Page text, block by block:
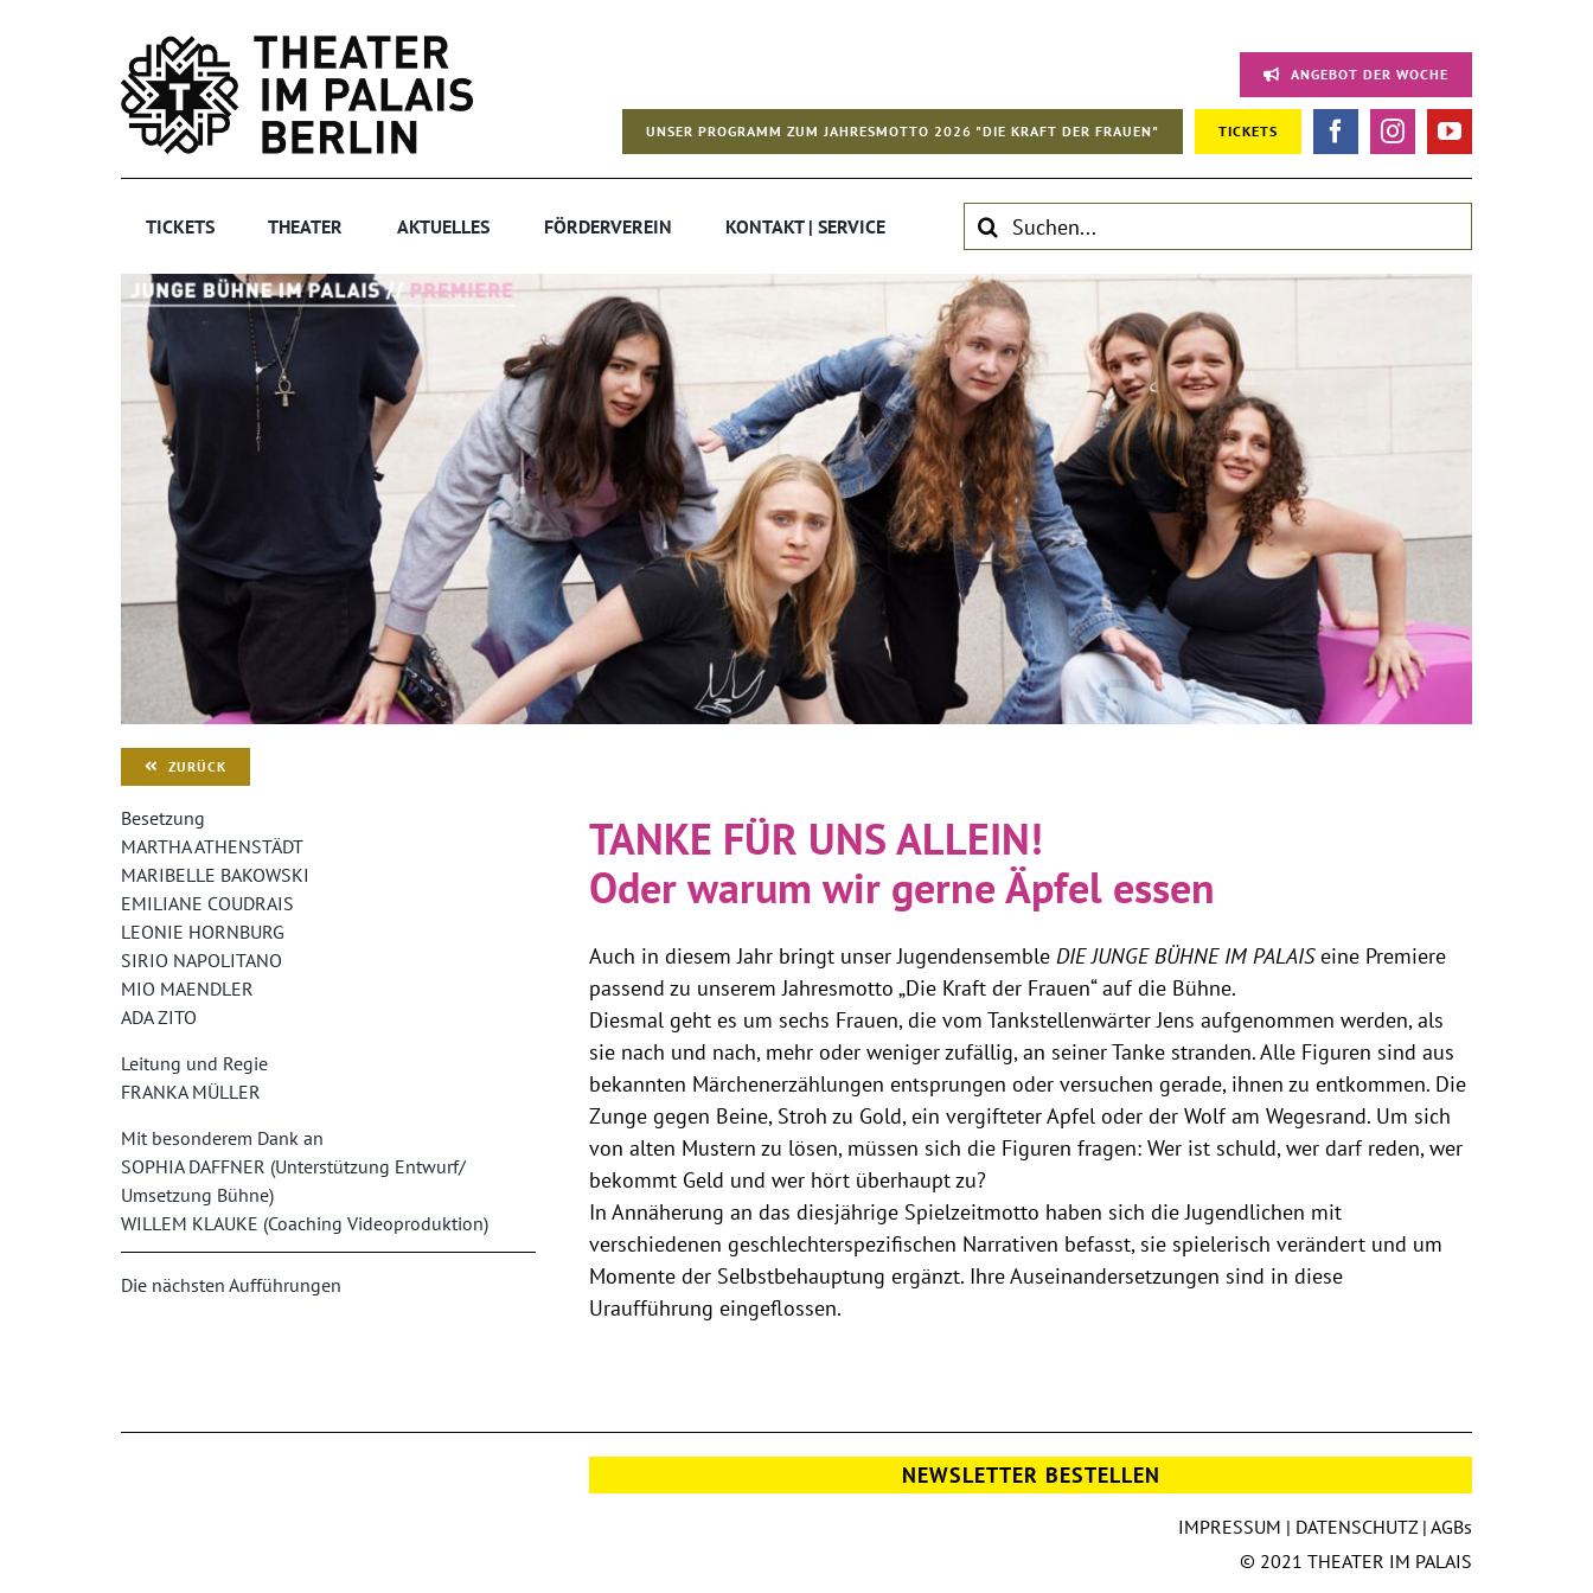
ANGEBOT DER WOCHE
UNSER PROGRAMM ZUM JAHRESMOTTO 2026 "DIE KRAFT DER FRAUEN" TICKETS
TICKETS THEATER AKTUELLES FÖRDERVEREIN KONTAKT | SERVICE
Suche
nach:
ZURÜCK
Besetzung
MARTHA ATHENSTÄDT
MARIBELLE BAKOWSKI
EMILIANE COUDRAIS
LEONIE HORNBURG
SIRIO NAPOLITANO
MIO MAENDLER
ADA ZITO
Leitung und Regie
FRANKA MÜLLER
Mit besonderem Dank an
SOPHIA DAFFNER (Unterstützung Entwurf/
Umsetzung Bühne)
WILLEM KLAUKE (Coaching Videoproduktion)
Die nächsten Aufführungen
TANKE FÜR UNS ALLEIN!
Oder warum wir gerne Äpfel essen
Auch in diesem Jahr bringt unser JugendensembleDIE JUNGE BÜHNE IM PALAISeine Premiere
passend zu unserem Jahresmotto „Die Kraft der Frauen“ auf die Bühne.
Diesmal geht es um sechs Frauen, die vom Tankstellenwärter Jens aufgenommen werden, als
sie nach und nach, mehr oder weniger zufällig, an seiner Tanke stranden. Alle Figuren sind aus
bekannten Märchenerzählungen entsprungen oder versuchen gerade, ihnen zu entkommen. Die
Zunge gegen Beine, Stroh zu Gold, ein vergifteter Apfel oder der Wolf am Wegesrand. Um sich
von alten Mustern zu lösen, müssen sich die Figuren fragen: Wer ist schuld, wer darf reden, wer
bekommt Geld und wer hört überhaupt zu?
In Annäherung an das diesjährige Spielzeitmotto haben sich die Jugendlichen mit
verschiedenen geschlechterspezifischen Narrativen befasst, sie spielerisch verändert und um
Momente der Selbstbehauptung ergänzt. Ihre Auseinandersetzungen sind in diese
Uraufführung eingeflossen.
NEWSLETTER BESTELLEN
IMPRESSUM | DATENSCHUTZ|AGBs
© 2021 THEATER IM PALAIS